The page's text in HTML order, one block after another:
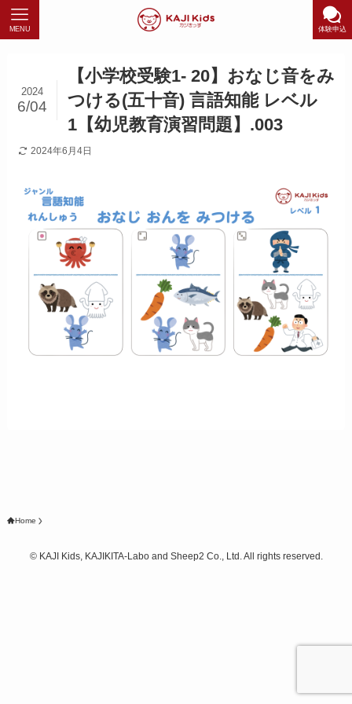
体験申込
MENU
【小学校受験1- 20】おなじ音をみ
つける(五十音) 言語知能 レベル
1【幼児教育演習問題】.003
2024
6/04
2024年6月4日
Home
©KAJI Kids, KAJIKITA-Labo and Sheep2 Co., Ltd. All rights reserved.